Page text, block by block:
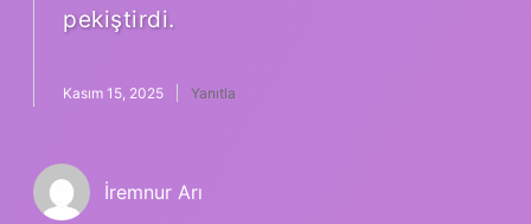
pekiştirdi.
Kasım 15, 2025 Yanıtla
İremnur Arı